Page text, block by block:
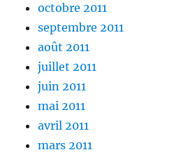
octobre 2011
septembre 2011
août 2011
juillet 2011
juin 2011
mai 2011
avril 2011
mars 2011